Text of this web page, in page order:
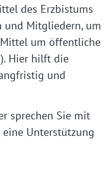
des Erzbistums
und Mitgliedern, um
um öffentliche
Hier hilft die
und
sprechen Sie mit
eine Unterstützung